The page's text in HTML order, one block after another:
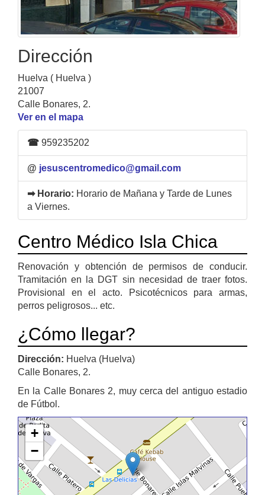
Dirección
Huelva ( Huelva )
21007
Calle Bonares, 2.
Ver en el mapa
☎ 959235202
@ jesuscentromedico@gmail.com
➡ Horario: Horario de Mañana y Tarde de Lunes
a Viernes.
Centro Médico Isla Chica
Renovación y obtención de permisos de conducir.
Tramitación en la DGT sin necesidad de traer fotos.
Provisional en el acto. Psicotécnicos para armas,
perros peligrosos... etc.
¿Cómo llegar?
Dirección: Huelva (Huelva)
Calle Bonares, 2.
En la Calle Bonares 2, muy cerca del antiguo estadio
de Fútbol.
+
−